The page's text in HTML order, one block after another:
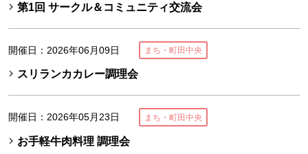
第1回 サークル＆コミュニティ交流会
開催日：2026年06月09日 まち・町田中央
スリランカカレー調理会
開催日：2026年05月23日 まち・町田中央
お手軽牛肉料理 調理会